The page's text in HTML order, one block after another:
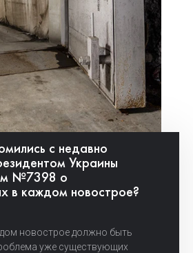
с недавно
Украины
№7398 о
в каждом новострое?
новострое должно быть
уже существующих